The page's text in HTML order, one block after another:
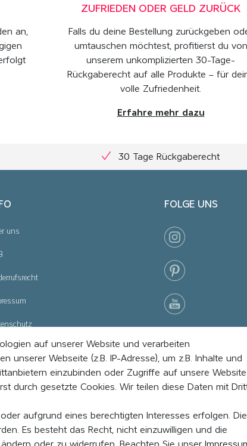
an,
ZUFRIEDEN ODER GELD ZURÜCK
Falls du deine Bestellung zurückgeben
umtauschen möchtest, profitierst du von
unserem unkomplizierten 30-Tage-
Rückgaberecht auf alle Produkte – für
volle Zufriedenheit.
Erfahre mehr dazu
30 Tage Rückgaberecht
uns
- Einstellungen
FOLGE UNS
auf unserer Website und verarbeiten
unserer Webseite (z.B. IP-Adresse), um z.B. Inhalte und
einzubinden oder Zugriffe auf unsere
durch gesetzte Cookies. Wir teilen diese Daten mit
aufgrund eines berechtigten Interesses erfolgen. Die
Es besteht das Recht, nicht einzuwilligen und die